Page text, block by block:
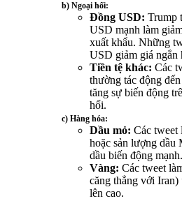
b) Ngoại hối:
Đồng USD: Trump
USD mạnh làm
xuất khẩu. Những
USD giảm giá ngắn
Tiền tệ khác: Các
thường tác động
tăng sự biến động
hối.
c) Hàng hóa:
Dầu mỏ: Các tweet
hoặc sản lượng dầu
dầu biến động mạnh.
Vàng: Các tweet
căng thẳng với
lên cao.